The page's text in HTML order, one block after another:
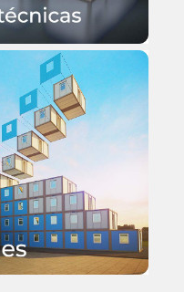
viviendas permite
a diferentes terrenos
para
turísticos.